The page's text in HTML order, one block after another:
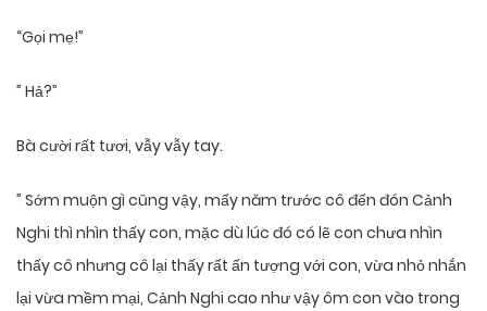
“Gọi mẹ!”
” Hả?”
Bà cười rất tươi, vẫy vẫy tay.
” Sớm muộn gì cũng vậy, mấy năm trước cô đến đón Cảnh
Nghi thì nhìn thấy con, mặc dù lúc đó có lẽ con chưa nhìn
thấy cô nhưng cô lại thấy rất ấn tượng với con, vừa nhỏ nhắn
lại vừa mềm mại, Cảnh Nghi cao như vậy ôm con vào trong